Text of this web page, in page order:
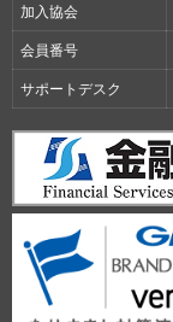
加入協会
会員番号
サポートデスク